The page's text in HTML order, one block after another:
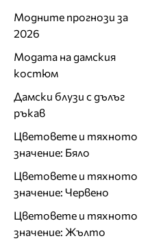
Модните прогнози за
2026
Модата на дамския
костюм
Дамски блузи с дълъг
ръкав
Цветовете и тяхното
значение: Бяло
Цветовете и тяхното
значение: Червено
Цветовете и тяхното
значение: Жълто